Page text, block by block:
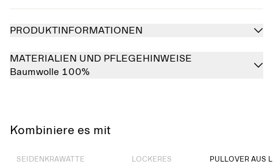
PRODUKTINFORMATIONEN
MATERIALIEN UND PFLEGEHINWEISE
Baumwolle 100%
Kombiniere es mit
SEIDENKRAWATTE
LOCKERES
PULLOVER AUS